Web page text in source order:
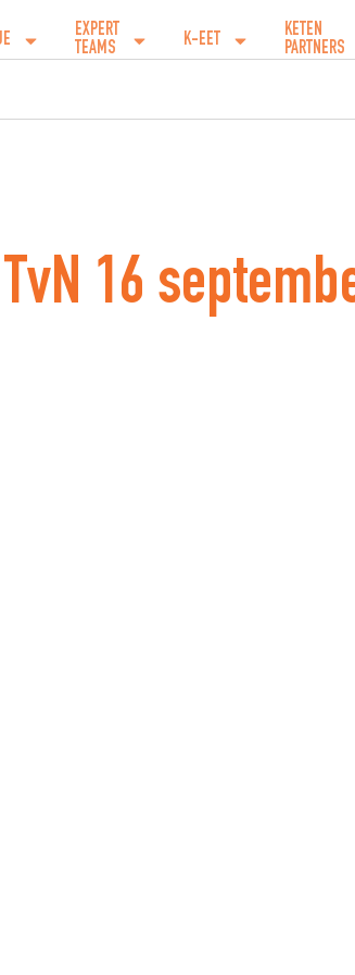
EXPERT
TEAMS
K-EET
KETEN
PARTNERS
16